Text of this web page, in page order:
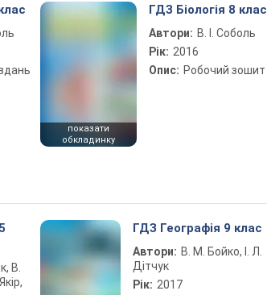
показати
обкладинку
ГДЗ Біологія 8 клас
Автори: В. І. Соболь
Рік: 2016
Опис: Робочий зошит
В.
ГДЗ Географія 9 клас
Автори: В. М. Бойко, І. Л.
Дітчук
Рік: 2017